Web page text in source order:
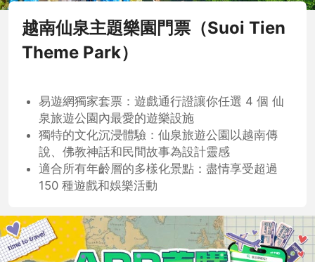
越南仙泉主題樂園門票（Suoi Tien
Theme Park）
易遊網獨家套票：遊戲通行證讓你任選 4 個 仙
泉旅遊公園內最愛的遊樂設施
獨特的文化沉浸體驗：仙泉旅遊公園以越南傳
說、佛教神話和民間故事為設計靈感
適合所有年齡層的多樣化景點：盡情享受超過
150 種遊戲和娛樂活動